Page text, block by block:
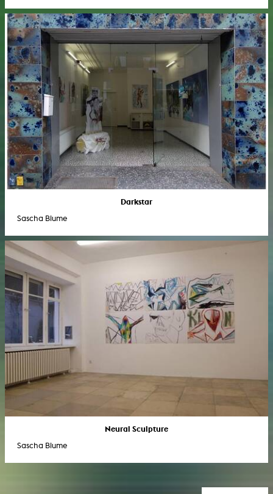
Darkstar
Sascha Blume
Neural Sculpture
Sascha Blume